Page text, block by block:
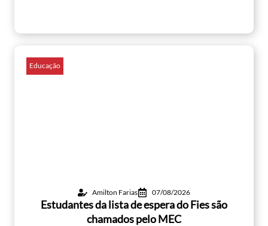
Educação
Amilton Farias 07/08/2026
Estudantes da lista de espera do Fies são
chamados pelo MEC